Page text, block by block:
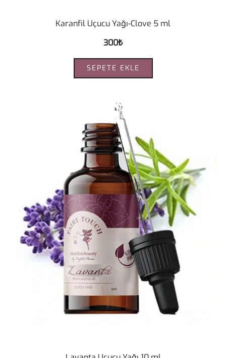
Karanfil Uçucu Yağı-Clove 5 ml
300₺
SEPETE EKLE